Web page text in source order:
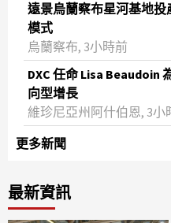
遠景烏蘭察布星河基地
模式
烏蘭察布, 3小時前
DXC 任命 Lisa Beaudoin
向型增長
維珍尼亞州阿什伯恩, 3小
更多新聞
最新資訊